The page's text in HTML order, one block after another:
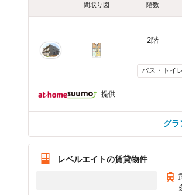
間取り図 階数
2階
バス・トイ
提供
グラ
レベルエイトの賃貸物件